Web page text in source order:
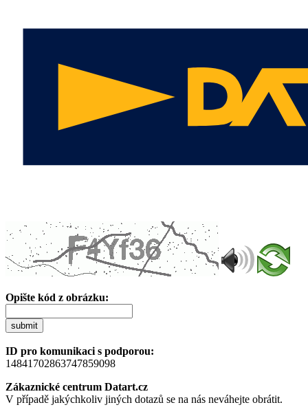
Opište kód z obrázku:
submit
ID pro komunikaci s podporou:
14841702863747859098
Zákaznické centrum Datart.cz
V případě jakýchkoliv jiných dotazů se na nás neváhejte obrátit.